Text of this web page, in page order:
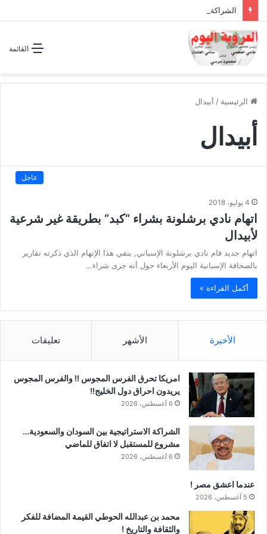
القائمة
الرئيسية / أبيدال
أبيدال
عاجل
4 يوليو، 2018
اتهام نادي برشلونة بشراء “كبد” بطريقة غير شرعية
لأبيدال
اتهام جديد قام نادي برشلونة الإسباني, بنفي هذا الإتهام الذي ذكرته تقارير
بالصحافة الإسبانية اليوم الأربعاء حول أنه جرى شراء…
أكمل القراءة »
الأخيرة الأشهر تعليقات
امريكا تحرق الفرس المجوس !! والفرس المجوس
يريدون احراق دول الخليج!!
6 أغسطس، 2026
الشراكة الاستراتيجية بين السودان والسعودية…
مشروع للمستقبل لا اتفاق للماضي
6 أغسطس، 2026
عندما اعشق مصر !
5 أغسطس، 2026
محمد بن عبدالله الحوطي القيمة المضافة للفكر
والثقافة والتاريخ !